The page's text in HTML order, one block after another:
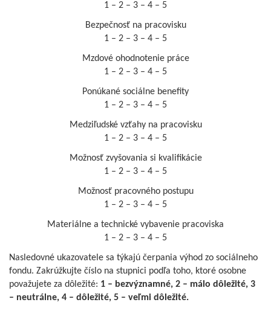
1 – 2 – 3 – 4 – 5
Bezpečnosť na pracovisku
1 – 2 – 3 – 4 – 5
Mzdové ohodnotenie práce
1 – 2 – 3 – 4 – 5
Ponúkané sociálne benefity
1 – 2 – 3 – 4 – 5
Medziľudské vzťahy na pracovisku
1 – 2 – 3 – 4 – 5
Možnosť zvyšovania si kvalifikácie
1 – 2 – 3 – 4 – 5
Možnosť pracovného postupu
1 – 2 – 3 – 4 – 5
Materiálne a technické vybavenie pracoviska
1 – 2 – 3 – 4 – 5
Nasledovné ukazovatele sa týkajú čerpania výhod zo sociálneho
fondu. Zakrúžkujte číslo na stupnici podľa toho, ktoré osobne
považujete za dôležité: 1 – bezvýznamné, 2 – málo dôležité, 3
– neutrálne, 4 – dôležité, 5 – veľmi dôležité.